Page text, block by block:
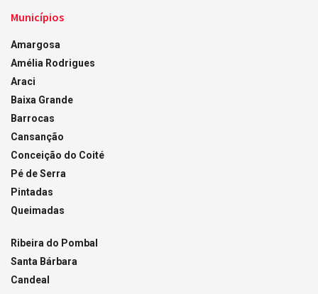
Municípios
Amargosa
Amélia Rodrigues
Araci
Baixa Grande
Barrocas
Cansanção
Conceição do Coité
Pé de Serra
Pintadas
Queimadas
Ribeira do Pombal
Santa Bárbara
Candeal